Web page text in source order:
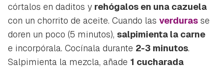
córtalos en daditos y rehógalos en una cazuela
con un chorrito de aceite. Cuando las verduras se
doren un poco (5 minutos), salpimienta la carne
e incorpórala. Cocínala durante 2-3 minutos.
Salpimienta la mezcla, añade 1 cucharada